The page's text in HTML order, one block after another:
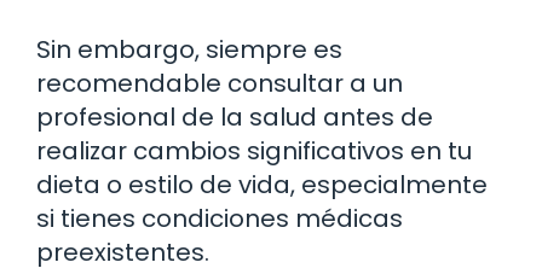
Sin embargo, siempre es
recomendable consultar a un
profesional de la salud antes de
realizar cambios significativos en tu
dieta o estilo de vida, especialmente
si tienes condiciones médicas
preexistentes.